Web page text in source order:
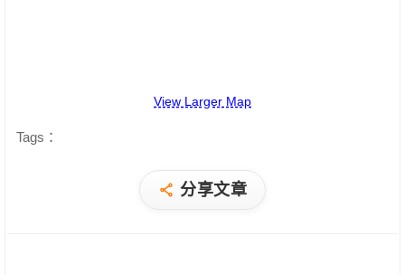
View Larger Map
Tags：
分享文章